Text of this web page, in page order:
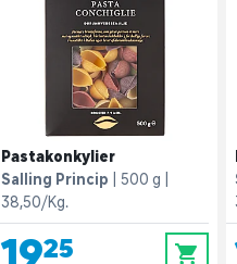
Pastakonkylier
Salling Princip
500 g
38,50/Kg.
0